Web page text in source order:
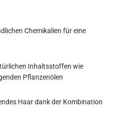
Chemikalien für eine
Inhaltsstoffen wie
Pflanzenölen
Haar dank der Kombination